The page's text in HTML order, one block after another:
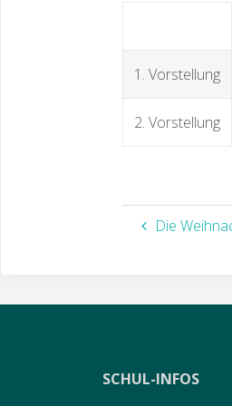
1. Vorstellung
2. Vorstellung
Die
SCHUL-INFOS